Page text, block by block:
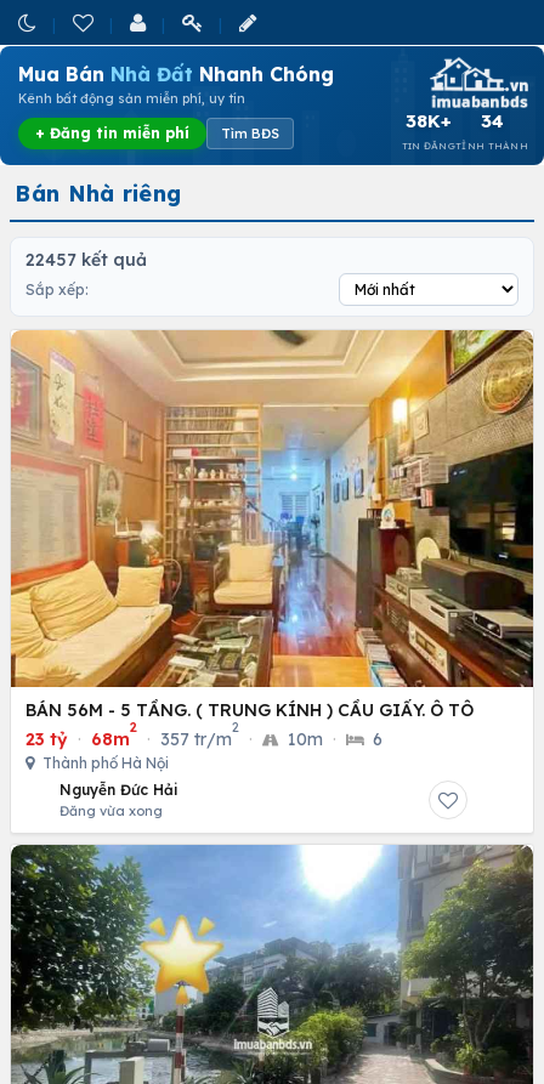
Mua Bán Nhà Đất Nhanh Chóng
Kênh bất động sản miễn phí, uy tín
+ Đăng tin miễn phí Tìm BĐS
38K+
TIN ĐĂNG
34
TỈNH THÀNH
Bán Nhà riêng
22457 kết quả
Sắp xếp:
BÁN 56M - 5 TẦNG. ( TRUNG KÍNH ) CẦU GIẤY. Ô TÔ
23 tỷ · 68m
2
· 357 tr/m
2
· 10m · 6
Thành phố Hà Nội
Nguyễn Đức Hải
Đăng vừa xong